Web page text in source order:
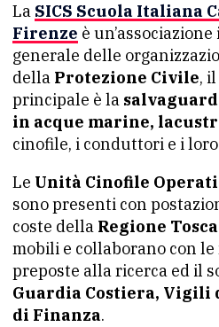
La SICS Scuola Italiana
Firenze è
generale delle
della Protezione Civile,
principale è la
in acque marine,
cinofile, i conduttori e i
Le Unità Cinofile
sono presenti con
coste della Regione
mobili e collaborano con
preposte alla ricerca ed il
Guardia Costiera, Vigili
di Finanza.